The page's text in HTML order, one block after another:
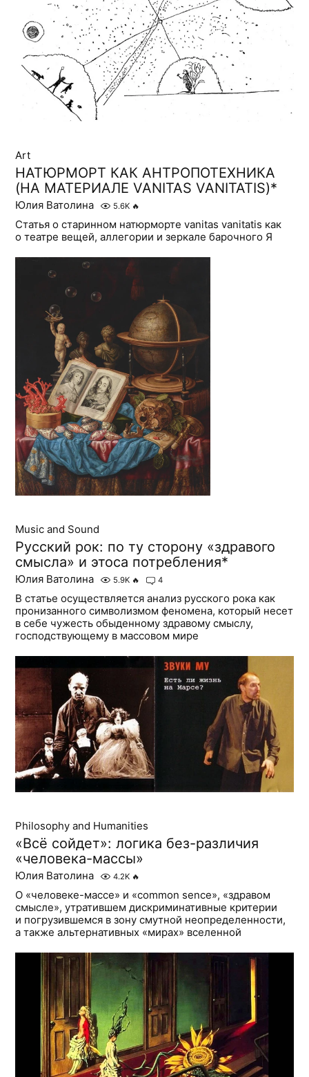
Art
НАТЮРМОРТ КАК АНТРОПОТЕХНИКА
(НА МАТЕРИАЛЕ VANITAS VANITATIS)*
Юлия Ватолина 5.6K 🔥
Статья о старинном натюрморте vanitas vanitatis как
о театре вещей, аллегории и зеркале барочного Я
Music and Sound
Русский рок: по ту сторону «здравого
смысла» и этоса потребления*
Юлия Ватолина 5.9K 🔥 4
В статье осуществляется анализ русского рока как
пронизанного символизмом феномена, который несет
в себе чужесть обыденному здравому смыслу,
господствующему в массовом мире
Philosophy and Humanities
«Всё сойдет»: логика без-различия
«человека-массы»
Юлия Ватолина 4.2K 🔥
О «человеке-массе» и «common sence», «здравом
смысле», утратившем дискриминативные критерии
и погрузившемся в зону смутной неопределенности,
а также альтернативных «мирах» вселенной